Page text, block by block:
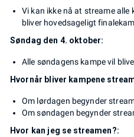
Vi kan ikke nå at streame alle
bliver hovedsageligt
Søndag den 4. oktober:
Alle søndagens kampe vil
Hvornår bliver kampene
Om lørdagen begynder
Om søndagen begynder
Hvor kan jeg se streamen?: